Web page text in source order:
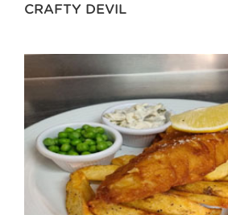
CRAFTY DEVIL